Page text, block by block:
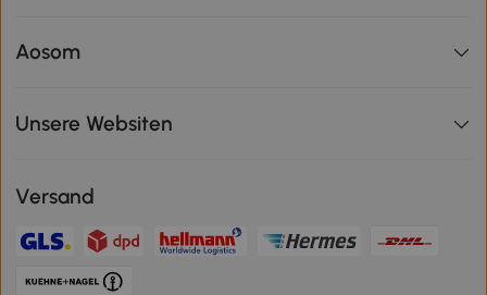
Aosom
Unsere Websiten
Versand